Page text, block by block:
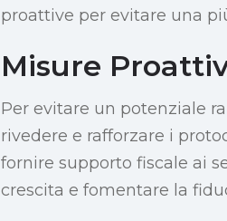
proattive per evitare una
Misure
Per evitare un potenziale
rivedere e rafforzare i
fornire supporto fiscale ai
crescita e fomentare la